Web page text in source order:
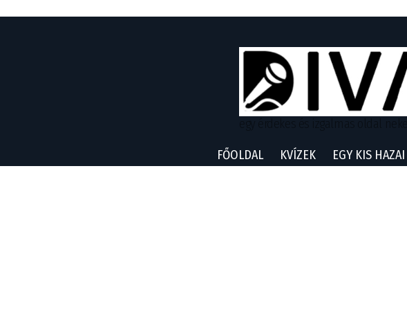
FŐOLDAL KVÍZEK EGY KIS HAZAI